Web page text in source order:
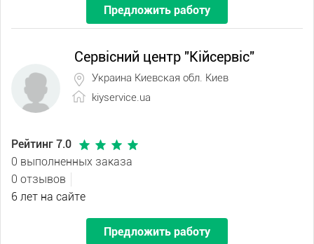
Предложить работу
Сервісний центр "Кійсервіс"
Украина Киевская обл. Киев
kiyservice.ua
Рейтинг 7.0
0 выполненных заказа
0 отзывов
6 лет на сайте
Предложить работу